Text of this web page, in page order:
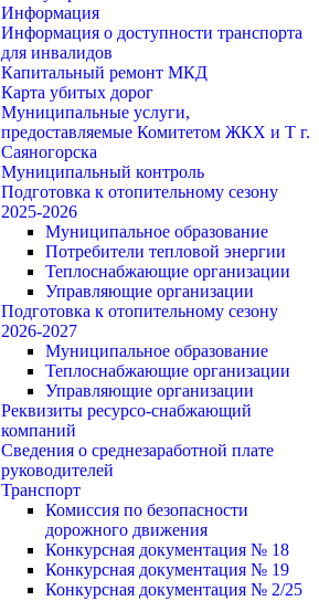
Информация
Информация о доступности транспорта
для инвалидов
Капитальный ремонт МКД
Карта убитых дорог
Муниципальные услуги,
предоставляемые Комитетом ЖКХ и Т г.
Саяногорска
Муниципальный контроль
Подготовка к отопительному сезону
2025-2026
Муниципальное образование
Потребители тепловой энергии
Теплоснабжающие организации
Управляющие организации
Подготовка к отопительному сезону
2026-2027
Муниципальное образование
Теплоснабжающие организации
Управляющие организации
Реквизиты ресурсо-снабжающий
компаний
Сведения о среднезаработной плате
руководителей
Транспорт
Комиссия по безопасности
дорожного движения
Конкурсная документация № 18
Конкурсная документация № 19
Конкурсная документация № 2/25